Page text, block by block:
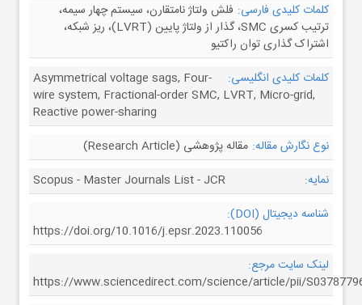
کلمات کلیدی فارسی: فلش ولتاژ نامتقارن، سیستم چهار سیمه،
ترتیب کسری SMC، گذار از ولتاژ پایین (LVRT)، ریز شبکه،
اشتراک گذاری توان راکتیو
کلمات کلیدی انگلیسی:
Asymmetrical voltage sags, Four-
wire system, Fractional-order SMC, LVRT, Micro-grid,
Reactive power-sharing
نوع نگارش مقاله: مقاله پژوهشی (Research Article)
نمایه:
Scopus - Master Journals List - JCR
شناسه دیجیتال (DOI):
https://doi.org/10.1016/j.epsr.2023.110056
لینک سایت مرجع:
https://www.sciencedirect.com/science/article/pii/